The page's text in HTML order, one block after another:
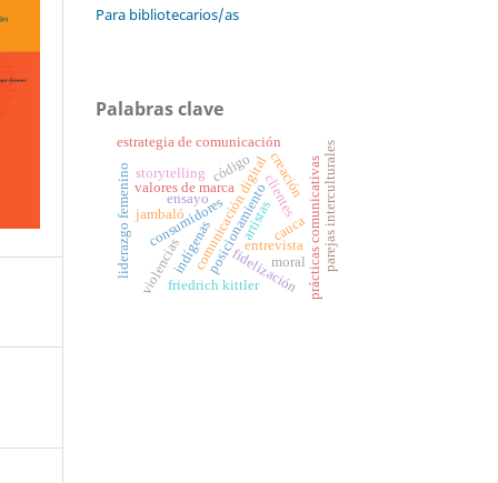
Para bibliotecarios/as
Palabras clave
comunicación digital
valores de marca
consumidoresposicionamiento
fidelización
estrategia de comunicación
clientes
liderazgo femenino indígenas prácticas comunicativas
entrevista
código
ensayo
friedrich kittler
artistas
creación
jambaló cauca
storytelling
violencias parejas interculturales
moral